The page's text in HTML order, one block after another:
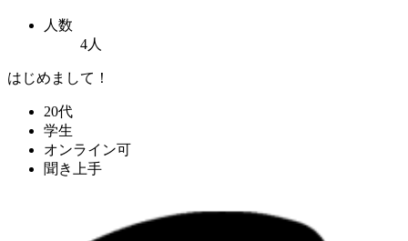
人数
4人
はじめまして！
20代
学生
オンライン可
聞き上手